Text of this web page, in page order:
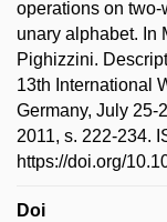
operations on
unary alphabet. In
Pighizzini.
13th International
Germany, July 25-
2011, s. 222-234.
https://doi.org/
Doi